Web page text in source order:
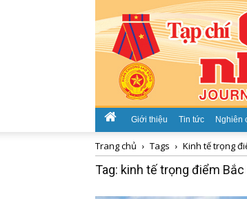
Giới thiệu Tin tức Nghiên
Trang chủ Tags Kinh tế trọng
Tag: kinh tế trọng điểm Bắc